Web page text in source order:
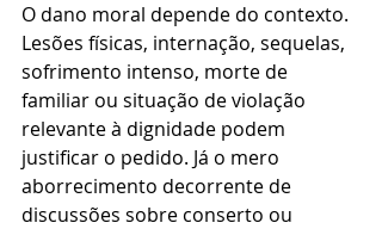
O dano moral depende do contexto.
Lesões físicas, internação, sequelas,
sofrimento intenso, morte de
familiar ou situação de violação
relevante à dignidade podem
justificar o pedido. Já o mero
aborrecimento decorrente de
discussões sobre conserto ou